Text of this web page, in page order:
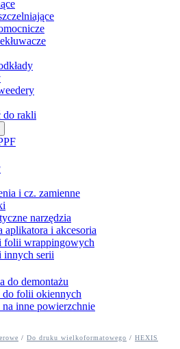
do rakli
i cz. zamienne
narzędzia
aplikatora i akcesoria
folii wrappingowych
serii
do demontażu
do folii okiennych
na inne powierzchnie
/ Do druku wielkoformatowego / HEXIS